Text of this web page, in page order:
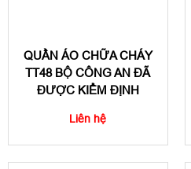
QUẦN ÁO CHỮA CHÁY
TT48 BỘ CÔNG AN ĐÃ
ĐƯỢC KIỂM ĐỊNH
Liên hệ